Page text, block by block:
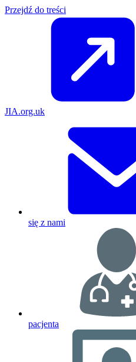
Przejdź do treści
JIA.org.uk
się z nami
pacjenta